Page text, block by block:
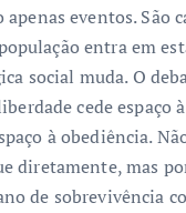
apenas eventos. São
entra em
social muda. O
cede espaço
à obediência.
diretamente, mas
de sobrevivência